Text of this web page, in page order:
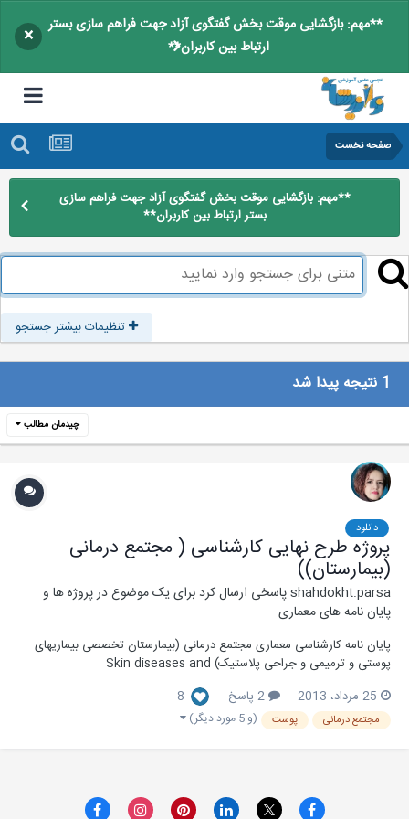
**مهم: بازگشایی موقت بخش گفتگوی آزاد جهت فراهم سازی بستر
ارتباط بین کاربران**
×
صفحه نخست
**مهم: بازگشایی موقت بخش گفتگوی آزاد جهت فراهم سازی
بستر ارتباط بین کاربران**
تنظیمات بیشتر جستجو
چیدمان مطالب
دانلود
پروژه طرح نهایی کارشناسی ( مجتمع درمانی
(بیمارستان))
shahdokht.parsaپاسخی ارسال کرد برای یک موضوع درپروژه ها و
پایان نامه های معماری
پایان نامه کارشناسی معماری مجتمع درمانی (بیمارستان تخصصی بیماریهای
پوستی و ترمیمی و جراحی پلاستیک) Skin diseases and
بیمارستان با ابعاد و اندازه های استاندارد آورده شده. جزو کاملترین منابع
استاندارد طراحی ریزفضاهای درمانی...
25 مرداد، 2013 2 پاسخ 8
مجتمع درمانی پوست (و 5 مورد دیگر)